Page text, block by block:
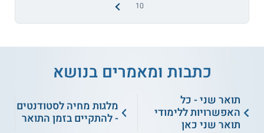
10
כתבות ומאמרים בנושא
תואר שני - כל
האפשרויות ללימודי
תואר שני כאן
מלגות מחיה לסטודנטים
- להתקיים בזמן התואר